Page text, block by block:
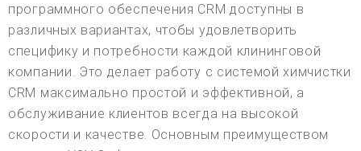
программного обеспечения CRM доступны в
различных вариантах, чтобы удовлетворить
специфику и потребности каждой клининговой
компании. Это делает работу с системой химчистки
CRM максимально простой и эффективной, а
обслуживание клиентов всегда на высокой
скорости и качестве. Основным преимуществом